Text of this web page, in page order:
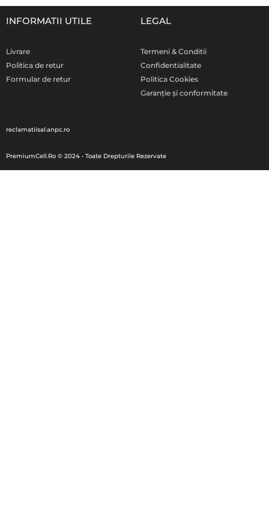
INFORMATII UTILE
Livrare
Politica de retur
Formular de retur
LEGAL
Termeni & Conditii
Confidentialitate
Politica Cookies
Garanție și conformitate
reclamatiisal.anpc.ro
PremiumCell.Ro © 2024 • Toate Drepturile Rezervate